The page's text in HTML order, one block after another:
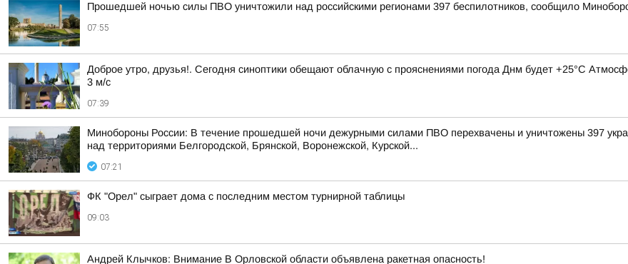
Прошедшей ночью силы ПВО уничтожили над российскими регионами 397 беспилотников, сообщило
07:55
Доброе утро, друзья!. Сегодня синоптики обещают облачную с прояснениями погода Днм будет +25°С
3 м/с
07:39
Минобороны России: В течение прошедшей ночи дежурными силами ПВО перехвачены и уничтожены 397
над территориями Белгородской, Брянской, Воронежской, Курской...
07:21
ФК "Орел" сыграет дома с последним местом турнирной таблицы
09:03
Андрей Клычков: Внимание В Орловской области объявлена ракетная опасность!